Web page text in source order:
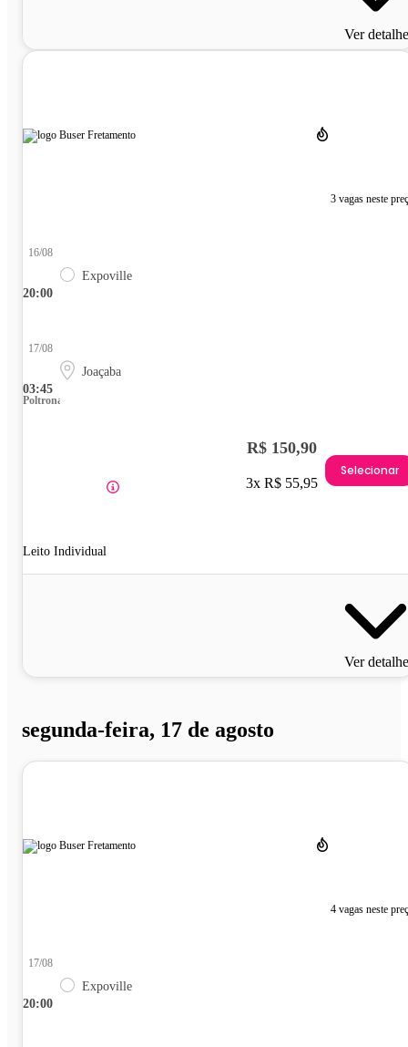
Ver
3 vagas neste
20:00
16/08
Expoville
03:45
17/08
Joaçaba
Poltrona
Leito Individual
R$ 150,90
3x R$ 55,95
Selecionar
Ver
segunda-feira, 17 de agosto
4 vagas neste
20:00
17/08
Expoville